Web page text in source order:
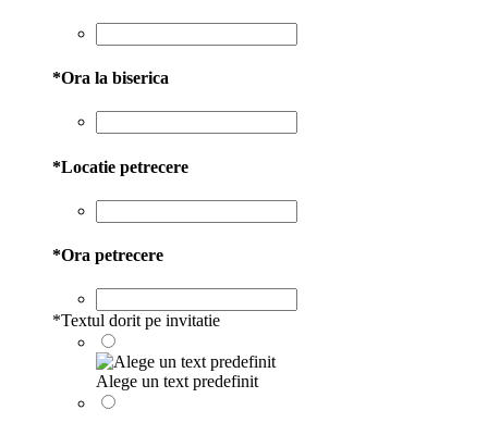
*Ora la biserica
*Locatie petrecere
*Ora petrecere
*Textul dorit pe invitatie
Alege un text predefinit